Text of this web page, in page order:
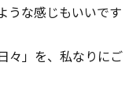
うな感じもいいです
々」を、私なりにご